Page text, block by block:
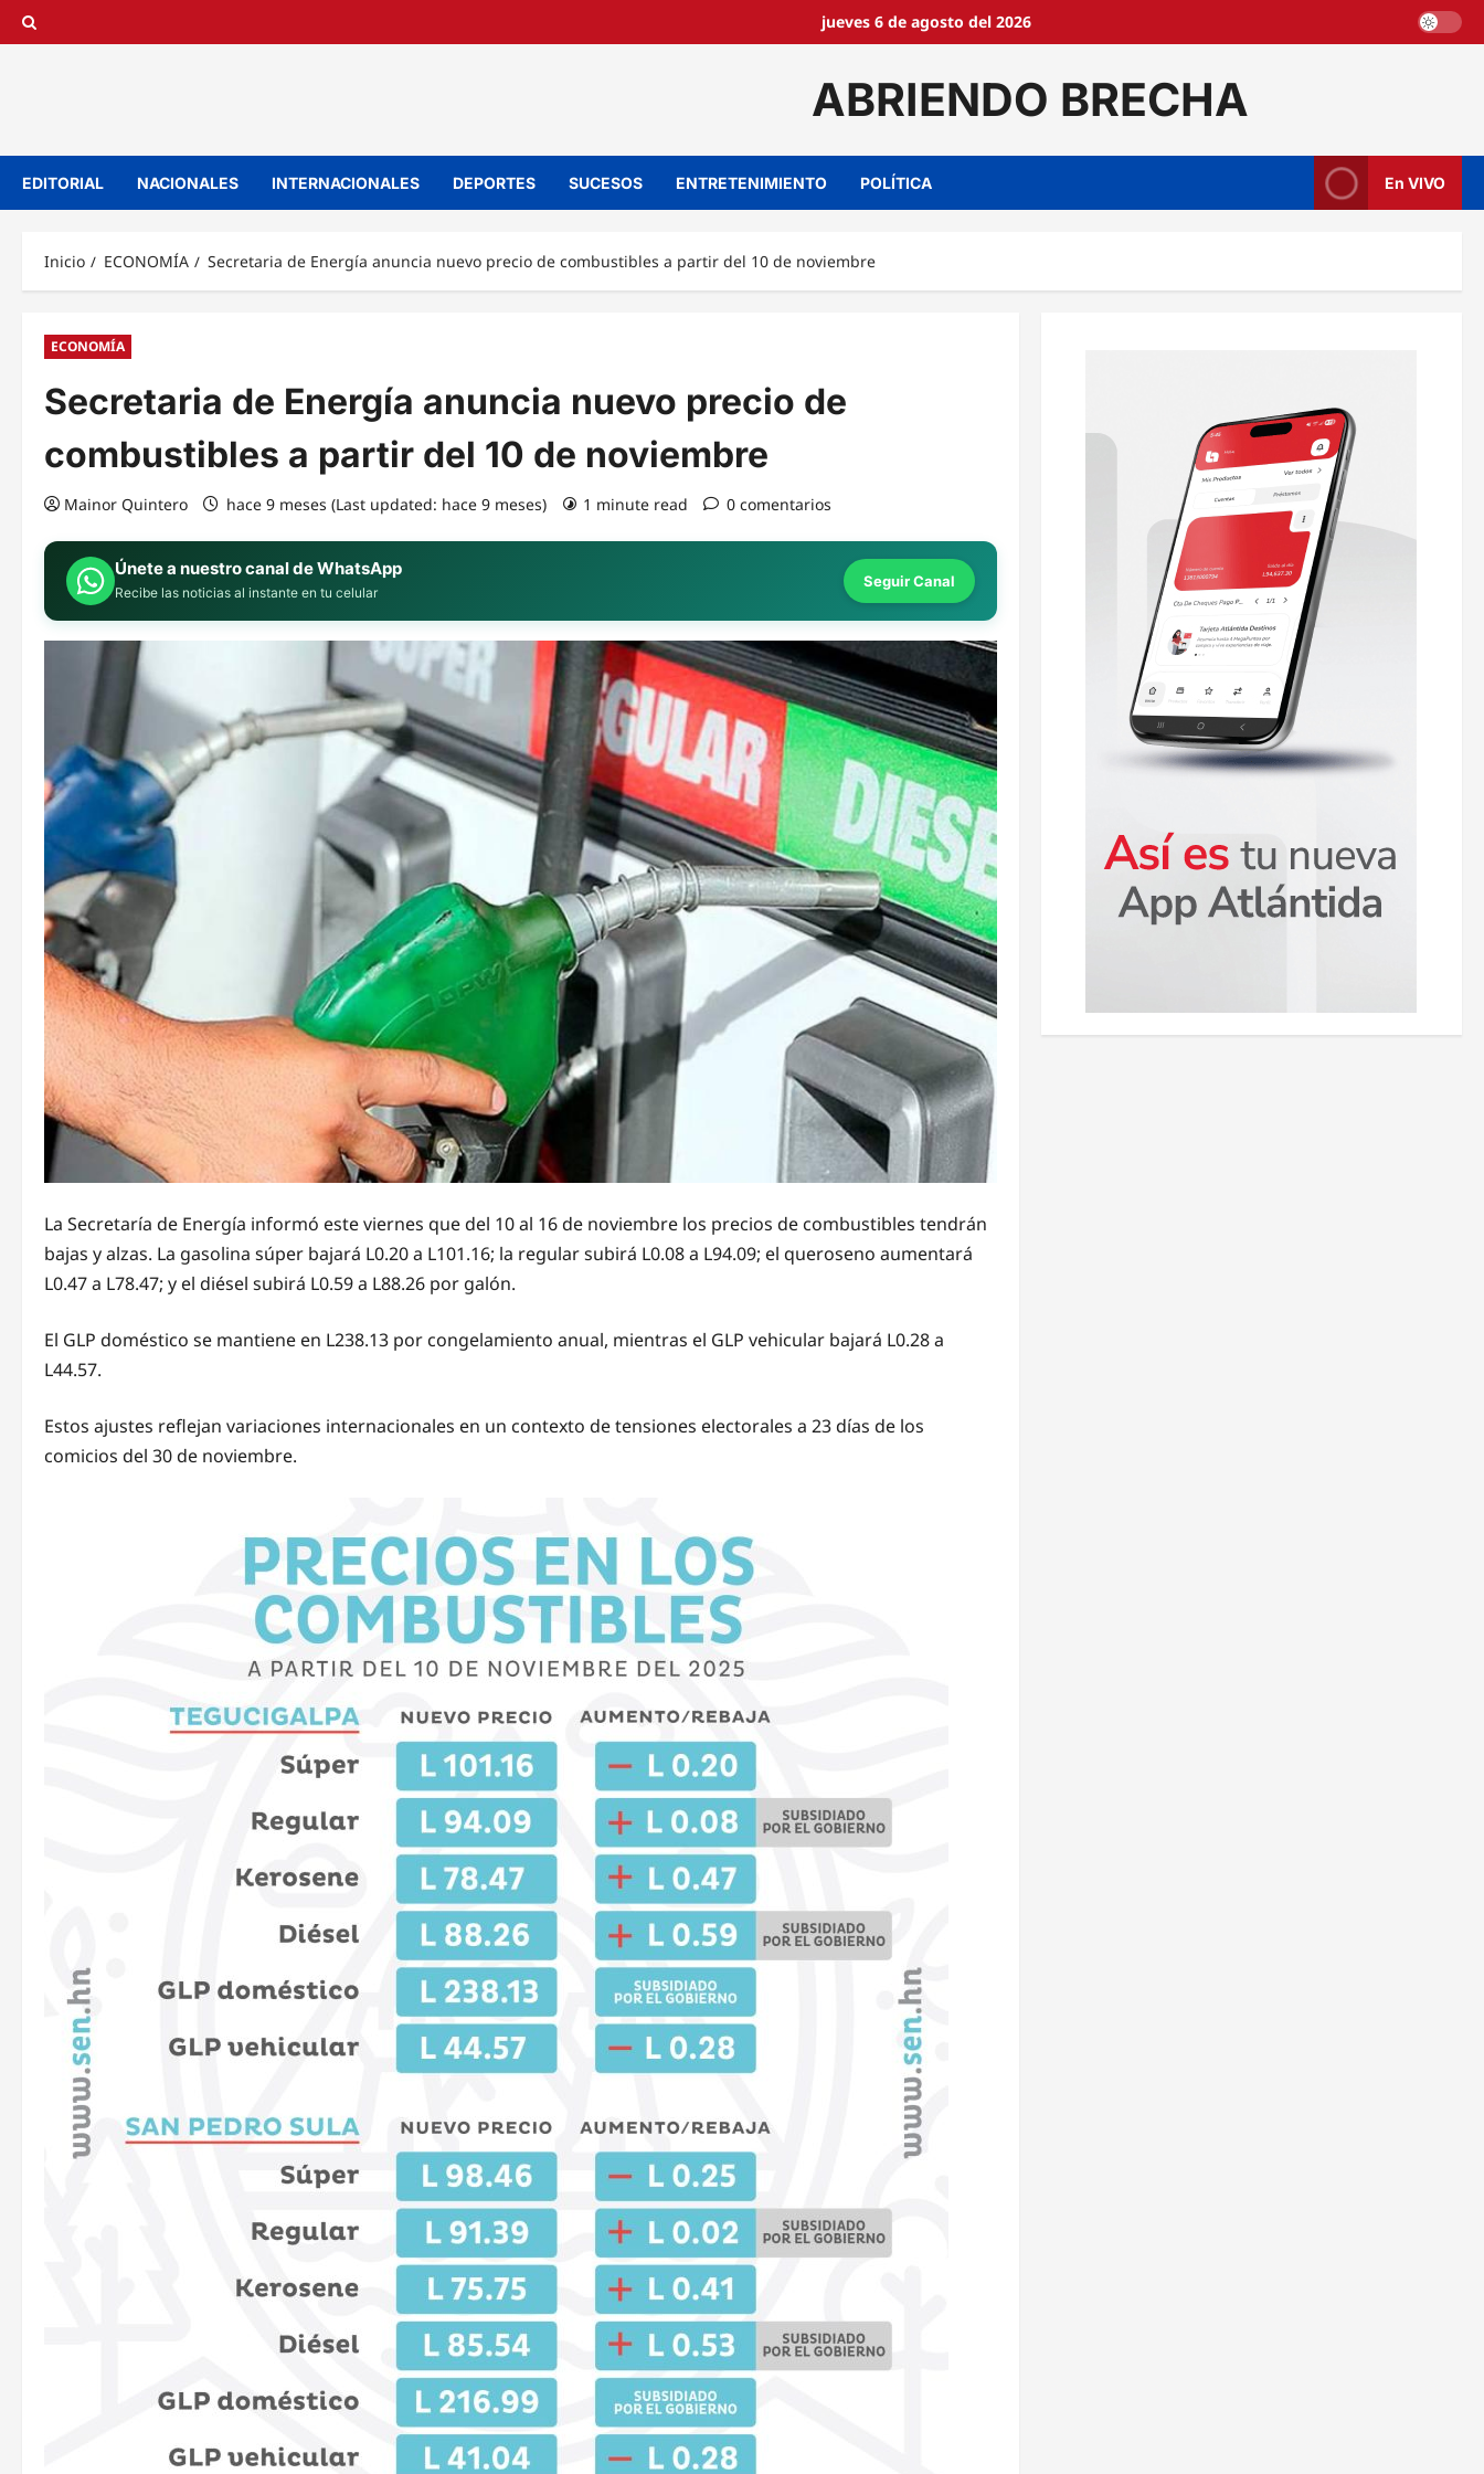
Saltar
jueves 6 de agosto del 2026
ABRIENDO BRECHA
EDITORIAL NACIONALES INTERNACIONALES DEPORTES SUCESOS ENTRETENIMIENTO POLÍTICA En VIVO
Inicio ECONOMÍA Secretaria de Energía anuncia nuevo precio de combustibles a partir del 10 de noviembre
ECONOMÍA
Secretaria de Energía anuncia nuevo precio de
combustibles a partir del 10 de noviembre
Mainor Quintero hace 9 meses (Last updated: hace 9 meses) 1 minute read 0 comentarios
Únete a nuestro canal de WhatsApp
Recibe las noticias al instante en tu celular
Seguir Canal
La Secretaría de Energía informó este viernes que del 10 al 16 de noviembre los precios de combustibles tendrán
bajas y alzas. La gasolina súper bajará L0.20 a L101.16; la regular subirá L0.08 a L94.09; el queroseno aumentará
L0.47 a L78.47; y el diésel subirá L0.59 a L88.26 por galón.
El GLP doméstico se mantiene en L238.13 por congelamiento anual, mientras el GLP vehicular bajará L0.28 a
L44.57.
Estos ajustes reflejan variaciones internacionales en un contexto de tensiones electorales a 23 días de los
comicios del 30 de noviembre.